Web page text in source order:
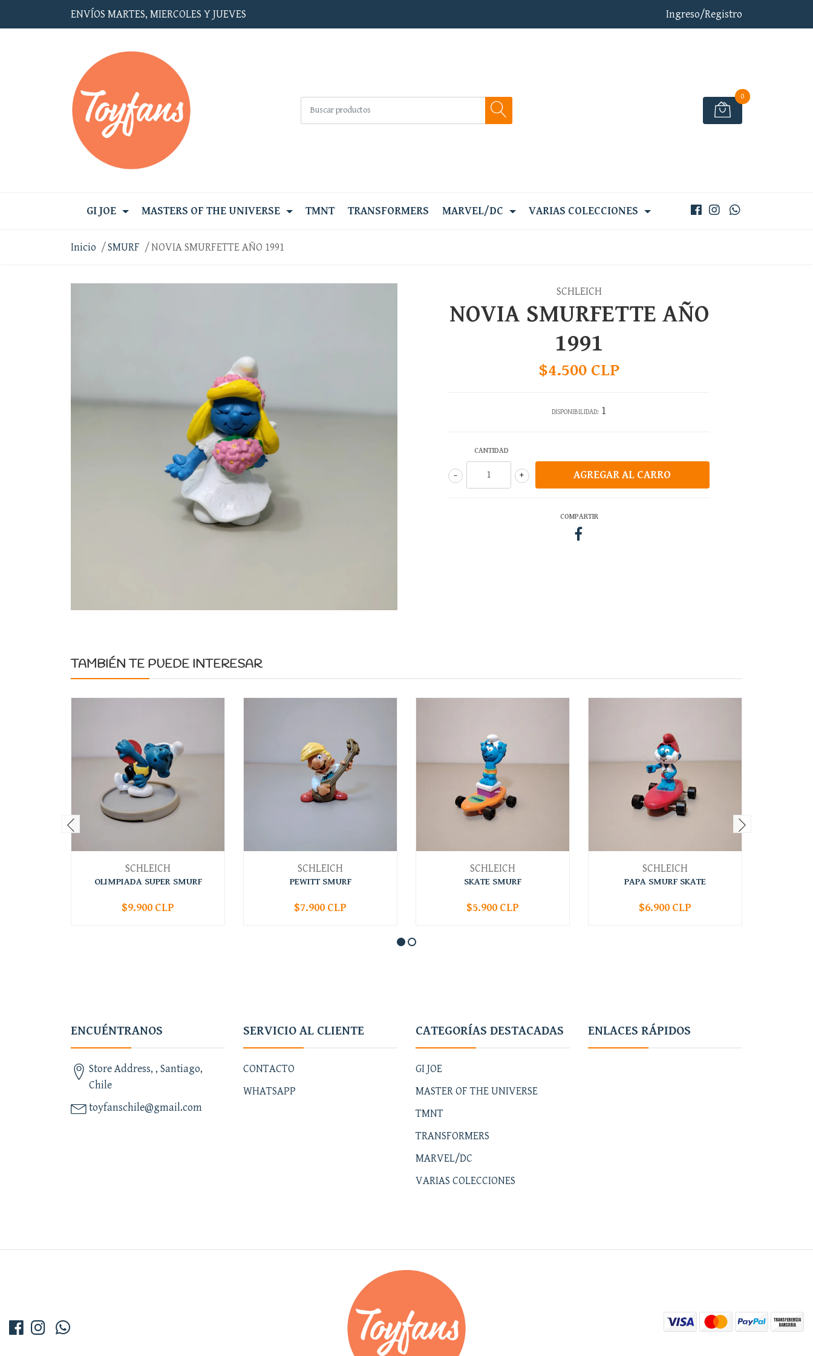
ENVÍOS MARTES, MIERCOLES Y JUEVES Ingreso/Registro
0
GI JOE MASTERS OF THE UNIVERSE TMNT TRANSFORMERS MARVEL/DC VARIAS COLECCIONES
Inicio SMURF NOVIA SMURFETTE AÑO 1991
SCHLEICH
NOVIA SMURFETTE AÑO
1991
$4.500 CLP
DISPONIBILIDAD: 1
CANTIDAD
+
-
COMPARTIR
TAMBIÉN TE PUEDE INTERESAR
SCHLEICH
OLIMPIADA SUPER SMURF
+
$9.900 CLP
SCHLEICH
PEWITT SMURF
+
$7.900 CLP
SCHLEICH
SKATE SMURF
+
$5.900 CLP
SCHLEICH
PAPA SMURF SKATE
+
$6.900 CLP
ENCUÉNTRANOS
Store Address, , Santiago,
Chile
toyfanschile@gmail.com
SERVICIO AL CLIENTE
CONTACTO
WHATSAPP
CATEGORÍAS DESTACADAS
GI JOE
MASTER OF THE UNIVERSE
TMNT
TRANSFORMERS
MARVEL/DC
VARIAS COLECCIONES
ENLACES RÁPIDOS